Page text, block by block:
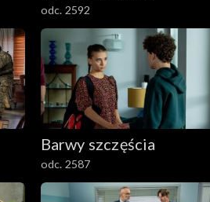
odc. 2592
Barwy szczęścia
odc. 2587